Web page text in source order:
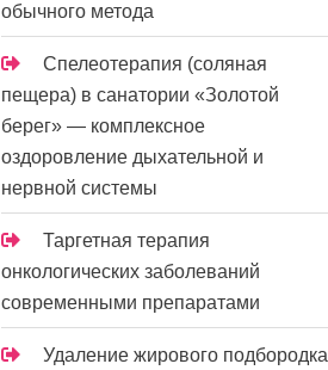
обычного метода
Спелеотерапия (соляная
пещера) в санатории «Золотой
берег» — комплексное
оздоровление дыхательной и
нервной системы
Таргетная терапия
онкологических заболеваний
современными препаратами
Удаление жирового подбородка